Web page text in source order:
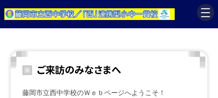
ご来訪のみなさまへ
藤岡市立西中学校のＷｅｂページへようこそ！